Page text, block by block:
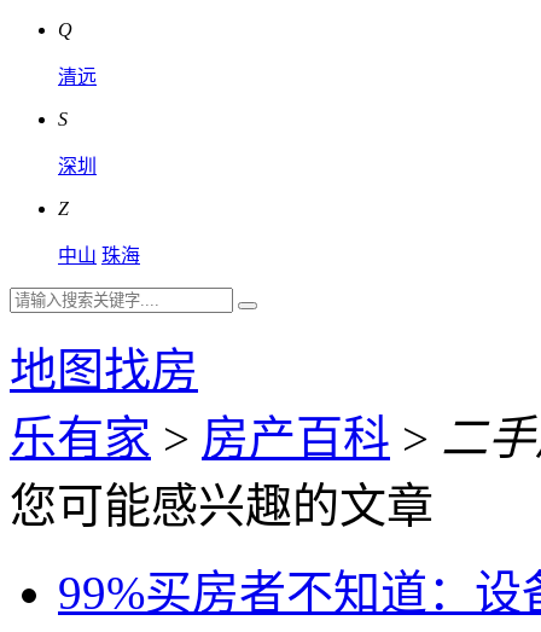
Q
清远
S
深圳
Z
中山 珠海
地图找房
乐有家 > 房产百科 > 二
您可能感兴趣的文章
99%买房者不知道：